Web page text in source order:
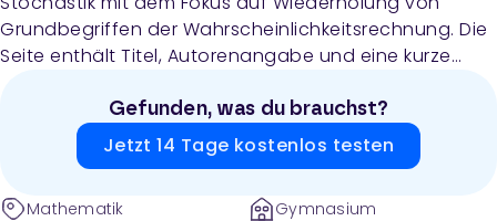
Grundbegriffen der Wahrscheinlichkeitsrechnung. Die
Seite enthält Titel, Autorenangabe und eine kurze
Gefunden, was du brauchst?
Jetzt 14 Tage kostenlos testen
Mathematik
Gymnasium